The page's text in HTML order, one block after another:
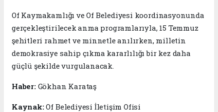
Of Kaymakamlığı ve Of Belediyesi koordinasyonunda
gerçekleştirilecek anma programlarıyla, 15 Temmuz
şehitleri rahmet ve minnetle anılırken, milletin
demokrasiye sahip çıkma kararlılığı bir kez daha
güçlü şekilde vurgulanacak.
Haber: Gökhan Karataş
Kaynak:Of Belediyesi İletişim Ofisi